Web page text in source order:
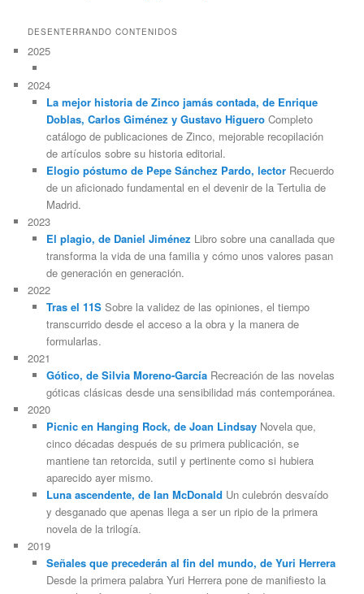
DESENTERRANDO CONTENIDOS
2025
2024
La mejor historia de Zinco jamás contada, de Enrique
Doblas, Carlos Giménez y Gustavo HigueroCompleto
catálogo de publicaciones de Zinco, mejorable recopilación
de artículos sobre su historia editorial.
Elogio póstumo de Pepe Sánchez Pardo, lectorRecuerdo
de un aficionado fundamental en el devenir de la Tertulia de
Madrid.
2023
El plagio, de Daniel Jiménez Libro sobre una canallada que
transforma la vida de una familia y cómo unos valores pasan
de generación en generación.
2022
Tras el 11SSobre la validez de las opiniones, el tiempo
transcurrido desde el acceso a la obra y la manera de
formularlas.
2021
Gótico, de Silvia Moreno-GarcíaRecreación de las novelas
góticas clásicas desde una sensibilidad más contemporánea.
2020
Picnic en Hanging Rock, de Joan LindsayNovela que,
cinco décadas después de su primera publicación, se
mantiene tan retorcida, sutil y pertinente como si hubiera
aparecido ayer mismo.
Luna ascendente, de Ian McDonald Un culebrón desvaído
y desganado que apenas llega a ser un ripio de la primera
novela de la trilogía.
2019
Señales que precederán al fin del mundo, de Yuri Herrera
Desde la primera palabra Yuri Herrera pone de manifiesto la